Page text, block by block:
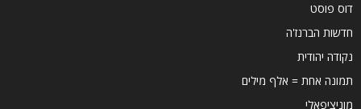
דוס פוסט
חדשות הברנז'ה
נקודה יהודית
תמונה אחת = אלף מילים
מוניציפאלי